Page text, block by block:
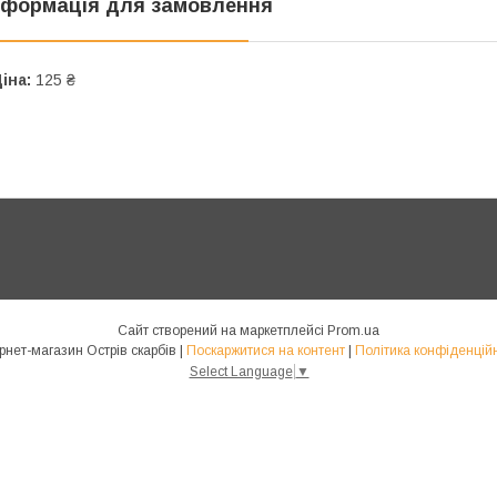
для замовлення
125 ₴
Сайт створений на маркетплейсі Prom.ua
Інтернет-магазин Острів скарбів | Поскаржитися на контент | Політика
Select Language ▼